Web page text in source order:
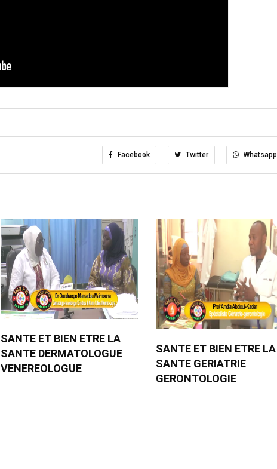
Facebook Twitter Whatsapp
SANTE ET BIEN ETRE LA
SANTE DERMATOLOGUE
VENEREOLOGUE
SANTE ET BIEN ETRE LA
SANTE GERIATRIE
GERONTOLOGIE